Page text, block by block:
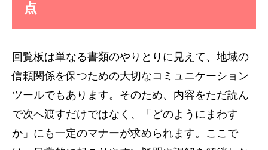
点
回覧板は単なる書類のやりとりに見えて、地域の
信頼関係を保つための大切なコミュニケーション
ツールでもあります。そのため、内容をただ読ん
で次へ渡すだけではなく、「どのようにまわす
か」にも一定のマナーが求められます。ここで